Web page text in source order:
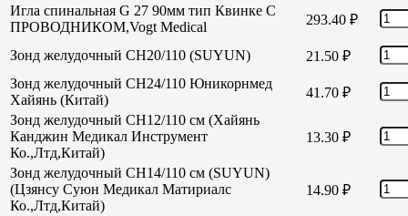
Игла спинальная G 27 90мм тип Квинке С
ПРОВОДНИКОМ,Vogt Medical
293.40 ₽
Зонд желудочный СН20/110 (SUYUN) 21.50 ₽
Зонд желудочный СН24/110 Юникорнмед
Хайянь (Китай)
41.70 ₽
Зонд желудочный CH12/110 см (Хайянь
Канджин Медикал Инструмент
Ко.,Лтд,Китай)
13.30 ₽
Зонд желудочный CH14/110 см (SUYUN)
(Цзянсу Суюн Медикал Матириалс
Ко.,Лтд,Китай)
14.90 ₽